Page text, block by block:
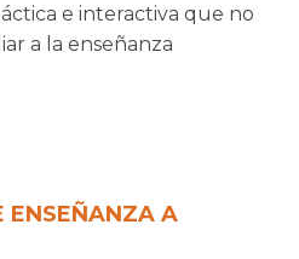
e interactiva que no
a la enseñanza
ENSEÑANZA A